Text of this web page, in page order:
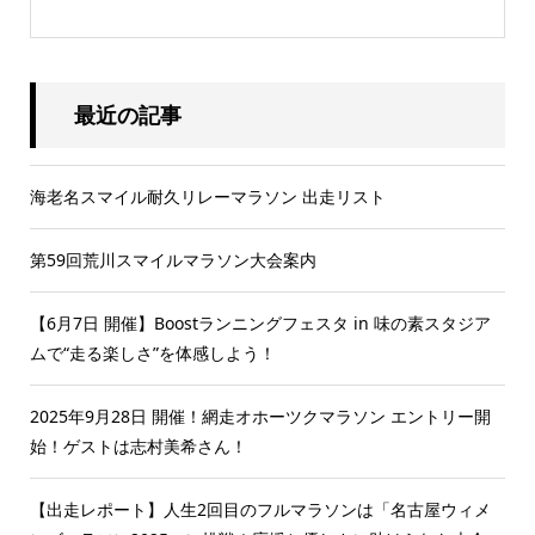
最近の記事
海老名スマイル耐久リレーマラソン 出走リスト
第59回荒川スマイルマラソン大会案内
【6月7日 開催】Boostランニングフェスタ in 味の素スタジア
ムで“走る楽しさ”を体感しよう！
2025年9月28日 開催！網走オホーツクマラソン エントリー開
始！ゲストは志村美希さん！
【出走レポート】人生2回目のフルマラソンは「名古屋ウィメ